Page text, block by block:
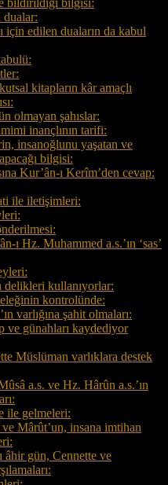
dualar:
için edilen duaların da kabul
kitapların kâr amaçlı
olmayan şahıslar:
inançlının tarifi:
insanoğlunu yaşatan ve
bilgisi:
Kur’ân-ı Kerîm’den cevap:
ile iletişimleri:
ı Hz. Muhammed a.s.’ın ‘sas’
delikleri kullanıyorlar:
kontrolünde:
varlığına şahit olmaları:
ve günahları kaydediyor
Müslüman varlıklara destek
a.s. ve Hz. Hârûn a.s.’ın
ile gelmeleri:
Mârût’un, insana imtihan
âhir gün, Cennette ve